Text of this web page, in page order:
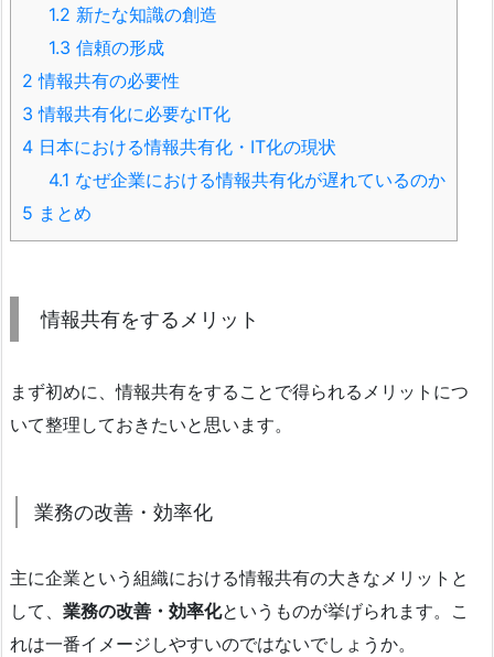
1.2 新たな知識の創造
1.3 信頼の形成
2 情報共有の必要性
3 情報共有化に必要なIT化
4 日本における情報共有化・IT化の現状
4.1 なぜ企業における情報共有化が遅れているのか
5 まとめ
情報共有をするメリット
まず初めに、情報共有をすることで得られるメリットにつ
いて整理しておきたいと思います。
業務の改善・効率化
主に企業という組織における情報共有の大きなメリットと
して、 業務の改善・効率化というものが挙げられます。こ
れは一番イメージしやすいのではないでしょうか。